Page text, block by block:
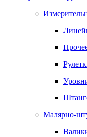
Малярно-